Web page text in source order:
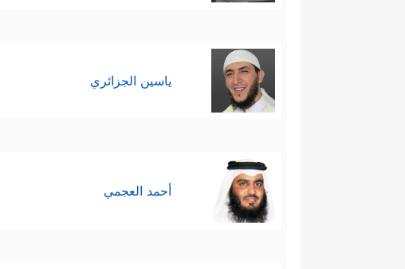
ياسين الجزائري
أحمد العجمي